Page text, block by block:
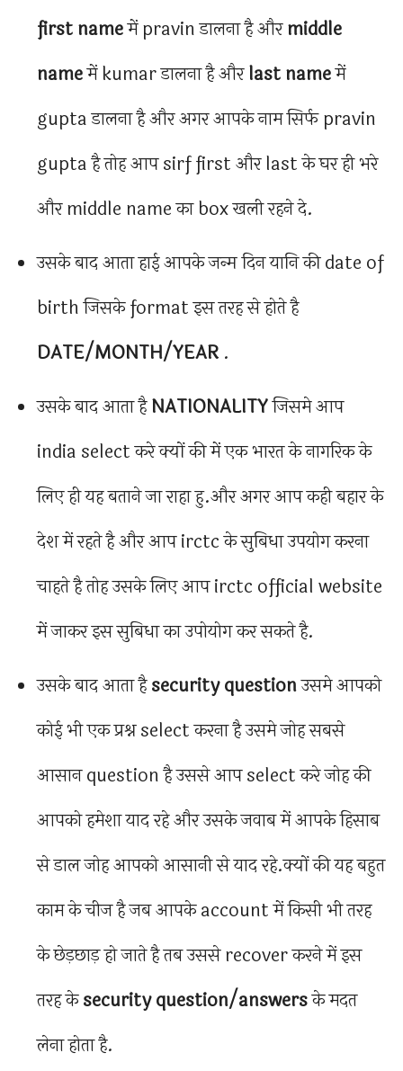
first nameमें pravin डालना है औरmiddle
nameमें kumar डालना है औरlast nameमें
gupta डालना है और अगर आपके नाम सिर्फ pravin
gupta है तोह आप sirf first और last के घर ही भरे
और middle name का box खली रहने दे.
उसके बाद आता हाई आपके जन्म दिन यानि की date of
birth जिसके format इस तरह से होते है
DATE/MONTH/YEAR .
उसके बाद आता हैNATIONALITYजिसमे आप
india select करे क्यों की में एक भारत के नागरिक के
लिए ही यह बताने जा राहा हु.और अगर आप कही बहार के
देश में रहते है और आप irctc के सुबिधा उपयोग करना
चाहते है तोह उसके लिए आप irctc official website
में जाकर इस सुबिधा का उपोयोग कर सकते है.
उसके बाद आता हैsecurity questionउसमे आपको
कोई भी एक प्रश्न select करना है उसमे जोह सबसे
आसान question है उससे आप select करे जोह की
आपको हमेशा याद रहे और उसके जवाब में आपके हिसाब
से डाल जोह आपको आसानी से याद रहे.क्यों की यह बहुत
काम के चीज है जब आपके account में किसी भी तरह
के छेड़छाड़ हो जाते है तब उससे recover करने में इस
तरह केsecurity question/answersके मदत
लेना होता है.